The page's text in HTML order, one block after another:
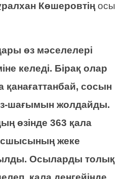
Көшеровтіңосы
өз мәселелері
келеді. Бірақ олар
қанағаттанбай, сосын
шағымын жолдайды.
өзінде 363 қала
жеке
Осыларды толық